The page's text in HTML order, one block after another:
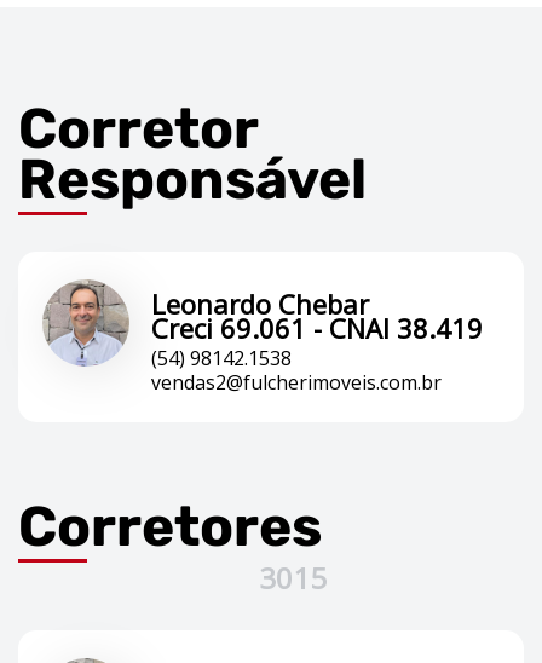
Corretor
Responsável
Leonardo Chebar
Creci 69.061 - CNAI 38.419
(54) 98142.1538
vendas2@fulcherimoveis.com.br
Corretores
3015